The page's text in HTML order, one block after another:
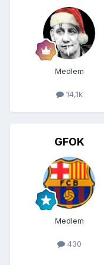
Medlem
14,1k
GFOK
Medlem
430